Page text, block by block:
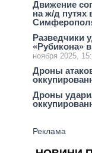
Движение
на ж/д путях
Разведчики
«Рубикона»
ноября 2025,
Дроны
Дроны